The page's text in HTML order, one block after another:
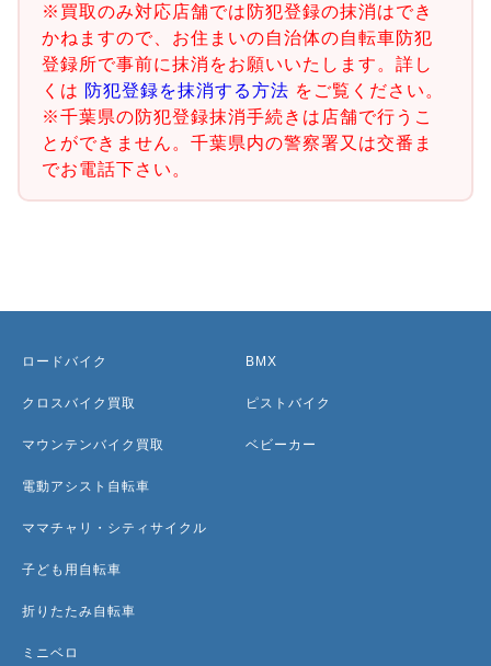
※買取のみ対応店舗では防犯登録の抹消はでき
かねますので、お住まいの自治体の自転車防犯
登録所で事前に抹消をお願いいたします。詳し
くは 防犯登録を抹消する方法 をご覧ください。
※千葉県の防犯登録抹消手続きは店舗で行うこ
とができません。千葉県内の警察署又は交番ま
でお電話下さい。
ロードバイク
クロスバイク買取
マウンテンバイク買取
電動アシスト自転車
ママチャリ・シティサイクル
子ども用自転車
折りたたみ自転車
ミニベロ
BMX
ピストバイク
ベビーカー